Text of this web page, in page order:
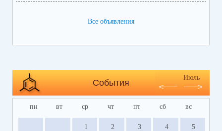
https://bus.gov.ru/search/citizen-organizations?
Все объявления
События
Июль
пн вт ср чт пт сб вс
1 2 3 4 5